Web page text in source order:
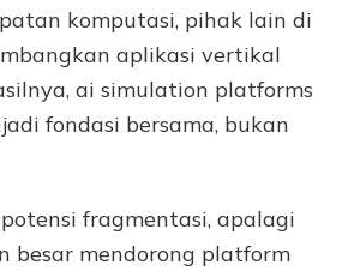
komputasi, pihak lain di
aplikasi vertikal
ai simulation platforms
fondasi bersama, bukan
fragmentasi, apalagi
besar mendorong platform